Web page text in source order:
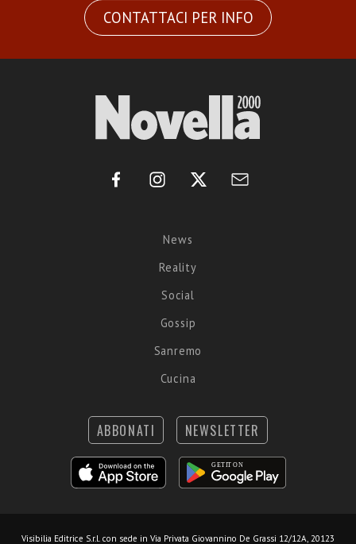
CONTATTACI PER INFO
News
Reality
Social
Gossip
Sanremo
Cucina
ABBONATI NEWSLETTER
Visibilia Editrice S.r.l. con sede in Via Privata Giovannino De Grassi 12/12A, 20123